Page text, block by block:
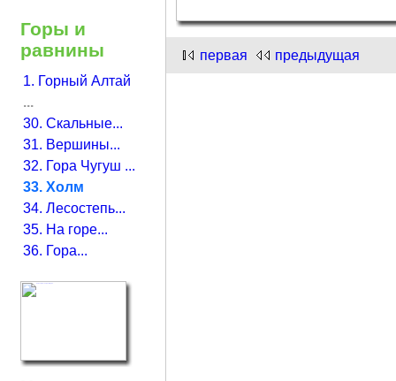
Горы и
равнины
1. Горный Алтай
...
30. Скальные...
31. Вершины...
32. Гора Чугуш ...
33. Холм
34. Лесостепь...
35. На горе...
36. Гора...
первая предыдущая